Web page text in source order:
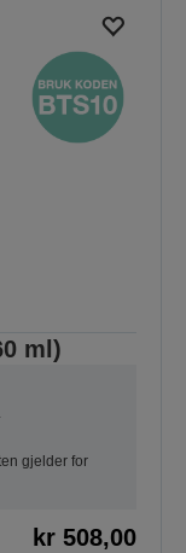
ml)
gjelder for
kr 508,00